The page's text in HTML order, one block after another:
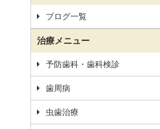
ブログ一覧
治療メニュー
予防歯科・歯科検診
歯周病
虫歯治療